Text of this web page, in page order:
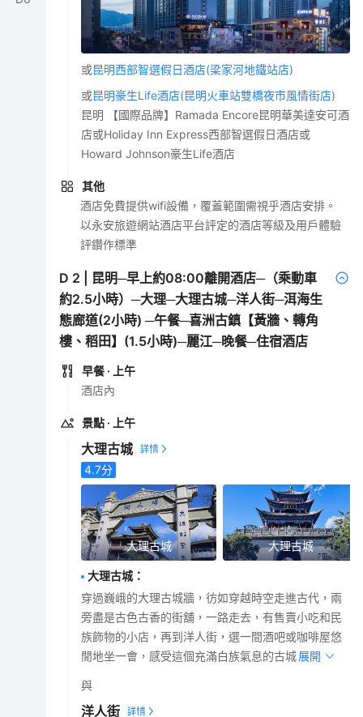
或昆明西部智選假日酒店(梁家河地鐵站店)
或昆明豪生Life酒店(昆明火車站雙橋夜市風情街店)
昆明 【國際品牌】Ramada Encore昆明華美達安可酒
店或Holiday Inn Express西部智選假日酒店或
Howard Johnson豪生Life酒店
其他
酒店免費提供wifi設備，覆蓋範圍需視乎酒店安排。
以永安旅遊網站酒店平台評定的酒店等級及用戶體驗
評鑽作標準
D 2
昆明─早上約08:00離開酒店─（乘動車
約2.5小時）─大理─大理古城─洋人街─洱海生
態廊道(2小時) ─午餐─喜洲古鎮【黃牆、轉角
樓、稻田】(1.5小時)─麗江─晚餐─住宿酒店
早餐 · 上午
酒店內
景點 · 上午
大理古城
4.7分
大理古城 大理古城
大理古城：
穿過巍峨的大理古城牆，彷如穿越時空走進古代，兩
旁盡是古色古香的街舖，一路走去，有售賣小吃和民
族飾物的小店，再到洋人街，選一間酒吧或咖啡屋悠
閒地坐一會，感受這個充滿白族氣息的古城。展開
與
洋人街